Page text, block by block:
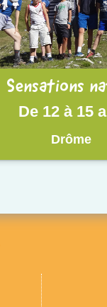
Sensations
De 12 à 15
Drôme